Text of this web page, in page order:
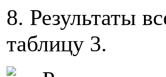
8. Результаты
таблицу 3.